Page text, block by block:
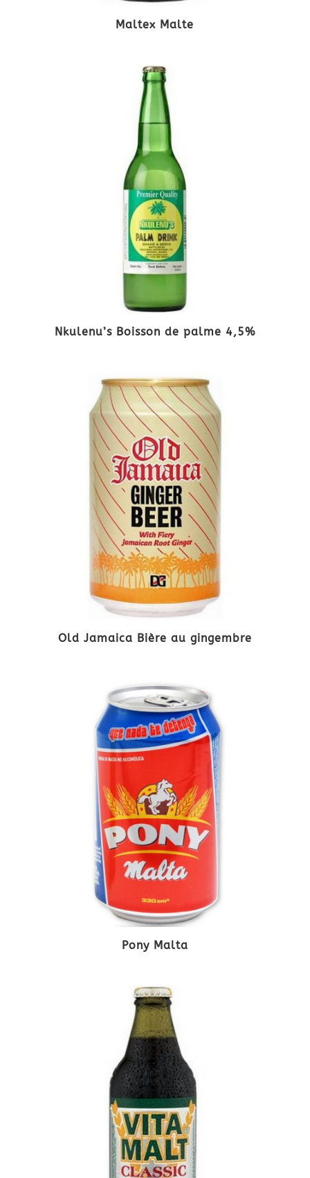
Maltex Malte
Nkulenu’s Boisson de palme 4,5%
Old Jamaica Bière au gingembre
Pony Malta